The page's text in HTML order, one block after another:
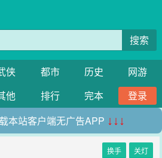
搜索
侠 都市 历史
网游
他 排行 完本
登录
本站客户端无广告APP ↓↓↓
换手 关灯